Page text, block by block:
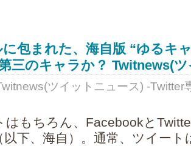
包まれた、海自版 “ゆるキ
三のキャラか？ Twitnews(
ツイットニュース) -Twitter
はもちろん、Facebookと
以下、海自）。通常、ツイー